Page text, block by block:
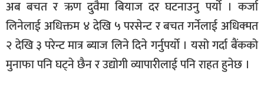
अब बचत र ऋण दुवैमा बियाज दर घटनाउनु पर्यो । कर्जा
लिनेलाई अधिक्तम ४ देखि ५ परसेन्ट र बचत गर्नेलाई अधिक्मत
२ देखि ३ परेन्ट मात्र ब्याज लिने दिने गर्नुपर्यो । यसो गर्दा बैंकको
मुनाफा पनि घट्ने छैन र उद्योगी व्यापारीलाई पनि राहत हुनेछ ।